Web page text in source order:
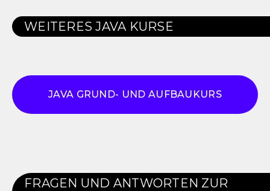
WEITERESJAVA KURSE
JAVA GRUND- UND AUFBAUKURS
FRAGEN UND ANTWORTEN ZUR